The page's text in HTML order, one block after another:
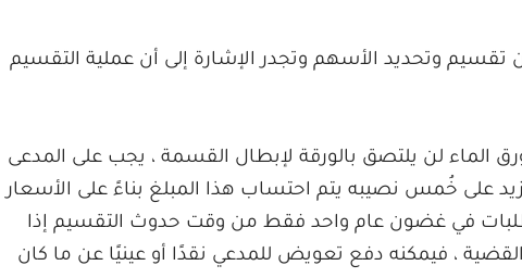
تقسيم وتحديد الأسهم وتجدر الإشارة إلى أن عملية التقسيم
الماء لن يلتصق بالورقة لإبطال القسمة ، يجب على المدعى
على خُمس نصيبه يتم احتساب هذا المبلغ بناءً على الأسعار
في غضون عام واحد فقط من وقت حدوث التقسيم إذا
، فيمكنه دفع تعويض للمدعي نقدًا أو عينيًا عن ما كان